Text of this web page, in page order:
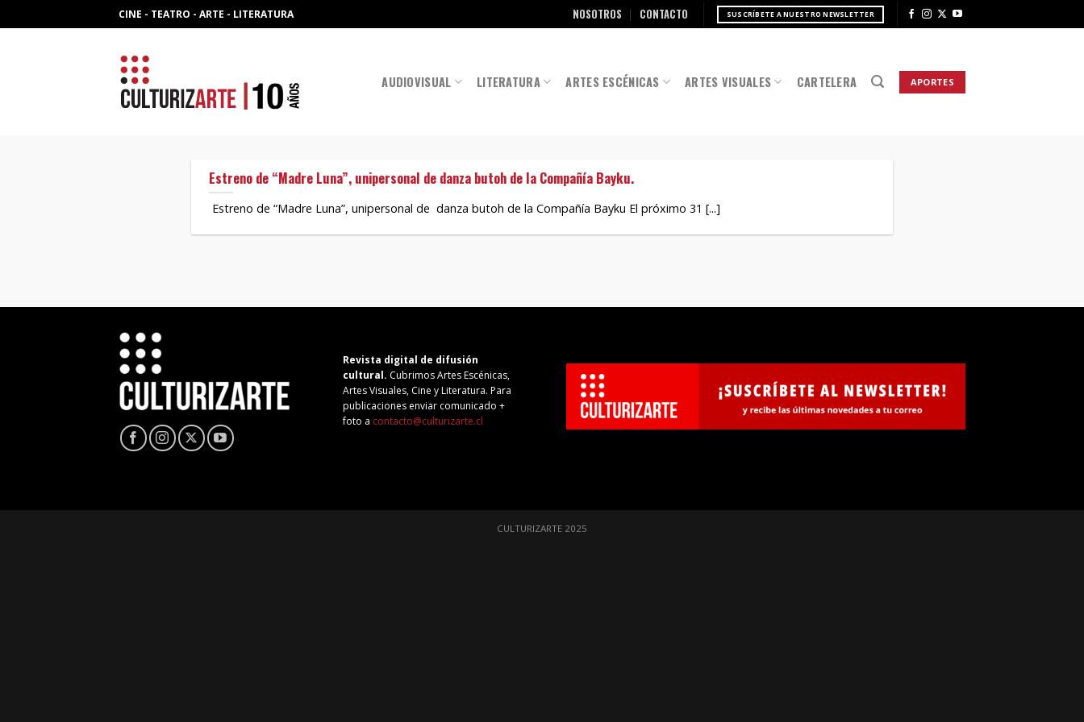
to
CINE - TEATRO - ARTE - LITERATURA NOSOTROS CONTACTO SUSCRÍBETE A NUESTRO NEWSLETTER
AUDIOVISUAL LITERATURA ARTES ESCÉNICAS ARTES VISUALES CARTELERA APORTES
Estreno de “Madre Luna”, unipersonal de danza butoh de la Compañía Bayku.
Estreno de “Madre Luna”, unipersonal de danza butoh de la Compañía Bayku El próximo 31 [...]
Revista digital de difusión
cultural. Cubrimos Artes Escénicas,
Artes Visuales, Cine y Literatura. Para
publicaciones enviar comunicado +
foto a contacto@culturizarte.cl
CULTURIZARTE 2025